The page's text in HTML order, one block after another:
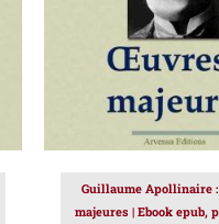
Guillaume Apollinaire
majeures | Ebook epub,